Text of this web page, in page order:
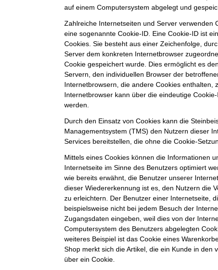
auf einem Computersystem abgelegt und
Zahlreiche Internetseiten und Server verwenden
eine sogenannte Cookie-ID. Eine Cookie-ID ist
Cookies. Sie besteht aus einer Zeichenfolge,
Server dem konkreten Internetbrowser
Cookie gespeichert wurde. Dies ermöglicht es
Servern, den individuellen Browser der
Internetbrowsern, die andere Cookies enthalten,
Internetbrowser kann über die eindeutige
werden.
Durch den Einsatz von Cookies kann die
Managementsystem (TMS) den Nutzern dieser
Services bereitstellen, die ohne die Cookie-
Mittels eines Cookies können die Informationen
Internetseite im Sinne des Benutzers optimiert
wie bereits erwähnt, die Benutzer unserer
dieser Wiedererkennung ist es, den Nutzern die
zu erleichtern. Der Benutzer einer Internetseite,
beispielsweise nicht bei jedem Besuch der
Zugangsdaten eingeben, weil dies von der
Computersystem des Benutzers abgelegten
weiteres Beispiel ist das Cookie eines
Shop merkt sich die Artikel, die ein Kunde in den
über ein Cookie.